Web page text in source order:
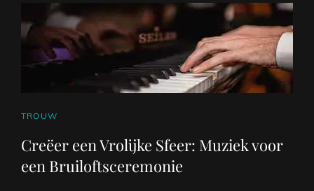
SOUNDTRACK
VOOR
JULLIE
BRUILOFT
CAT
TROUW
Creëer een Vrolijke Sfeer: Muziek voor
een Bruiloftsceremonie